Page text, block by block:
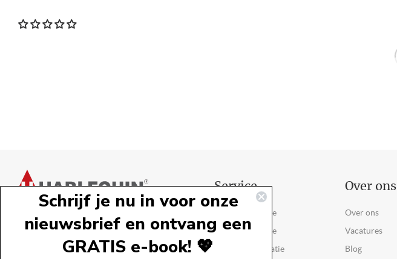
Service
Webshopservice
Bestelinformatie
Verzendinformatie
Over ons
Over ons
Vacatures
Blog
Schrijf je nu in voor onze
nieuwsbrief en ontvang een
GRATIS e-book! 💖